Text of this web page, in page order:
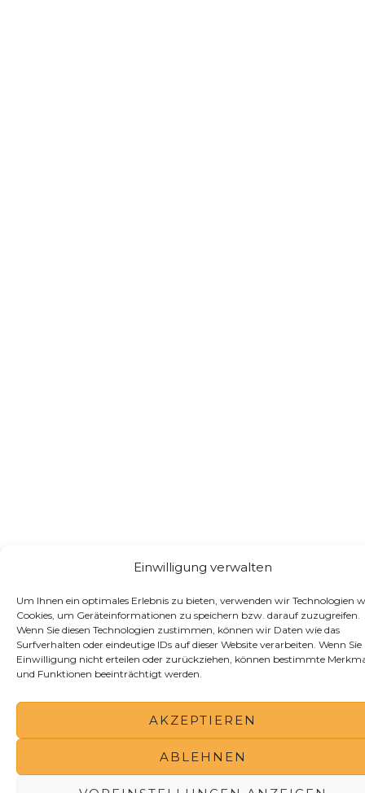
Einwilligung verwalten
Um Ihnen ein optimales Erlebnis zu bieten, verwenden wir Technologien
Cookies, um Geräteinformationen zu speichern bzw. darauf zuzugreifen.
Wenn Sie diesen Technologien zustimmen, können wir Daten wie das
Surfverhalten oder eindeutige IDs auf dieser Website verarbeiten. Wenn Sie
Einwilligung nicht erteilen oder zurückziehen, können bestimmte
und Funktionen beeinträchtigt werden.
AKZEPTIEREN
ABLEHNEN